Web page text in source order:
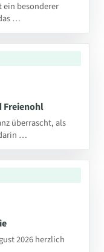
ein besonderer
…
Freienohl
überrascht, als
…
2026 herzlich